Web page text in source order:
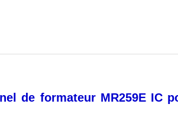
de formateur MR259E IC